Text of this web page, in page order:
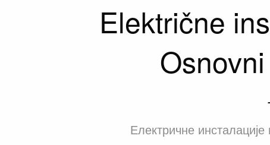
Električne
Електричне